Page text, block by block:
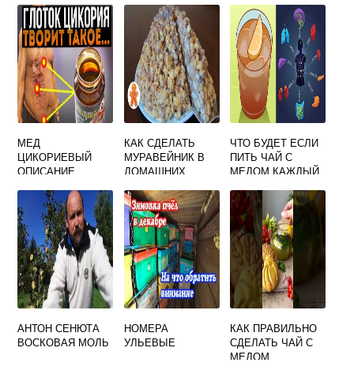
КАРМАНА, НИЗ
БРЮК ОТДЕЛАН
РЕЗИНКОЙ.
МЕД
ЦИКОРИЕВЫЙ
ОПИСАНИЕ
КАК СДЕЛАТЬ
МУРАВЕЙНИК В
ДОМАШНИХ
МЕДОМ
ЧТО БУДЕТ ЕСЛИ
ПИТЬ ЧАЙ С
МЕДОМ КАЖДЫЙ
АНТОН СЕНЮТА
ВОСКОВАЯ МОЛЬ
НОМЕРА
УЛЬЕВЫЕ
КАК ПРАВИЛЬНО
СДЕЛАТЬ ЧАЙ С
МЕДОМ